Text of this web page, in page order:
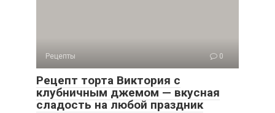
Рецепты 0
Рецепт торта Виктория с
клубничным джемом — вкусная
сладость на любой праздник